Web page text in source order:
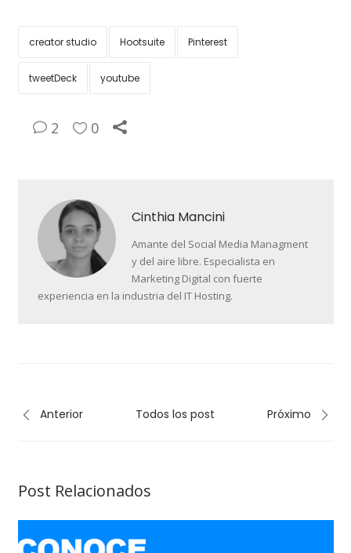
creator studio Hootsuite Pinterest
tweetDeck youtube
2 0
Cinthia Mancini
Amante del Social Media Managment
y del aire libre. Especialista en
Marketing Digital con fuerte
experiencia en la industria del IT Hosting.
Anterior Todos los post Próximo
Post Relacionados